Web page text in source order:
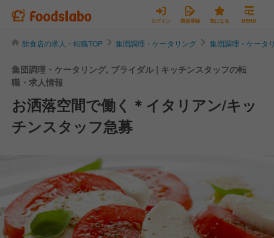
ログイン 新規登録 気になる MENU
飲食店の求人・転職TOP 集団調理・ケータリング 集団調理・ケータ
集団調理・ケータリング, ブライダル | キッチンスタッフの転
職・求人情報
お洒落空間で働く＊イタリアン/キッ
チンスタッフ急募